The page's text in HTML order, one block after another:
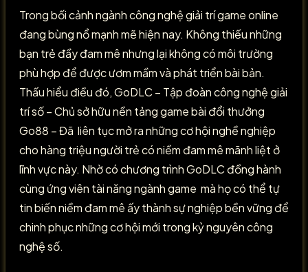
Trong bối cảnh ngành công nghệ giải trí game online
đang bùng nổ mạnh mẽ hiện nay. Không thiếu những
bạn trẻ đầy đam mê nhưng lại không có môi trường
phù hợp để được ươm mầm và phát triển bài bản.
Thấu hiểu điều đó, GoDLC – Tập đoàn công nghệ giải
trí số – Chủ sở hữu nền tảng game bài đổi thưởng
Go88 – Đã liên tục mở ra những cơ hội nghề nghiệp
cho hàng triệu người trẻ có niềm đam mê mãnh liệt ở
lĩnh vực này. Nhờ có chương trình GoDLC đồng hành
cùng ứng viên tài năng ngành game mà họ có thể tự
tin biến niềm đam mê ấy thành sự nghiệp bền vững để
chinh phục những cơ hội mới trong kỷ nguyên công
nghệ số.